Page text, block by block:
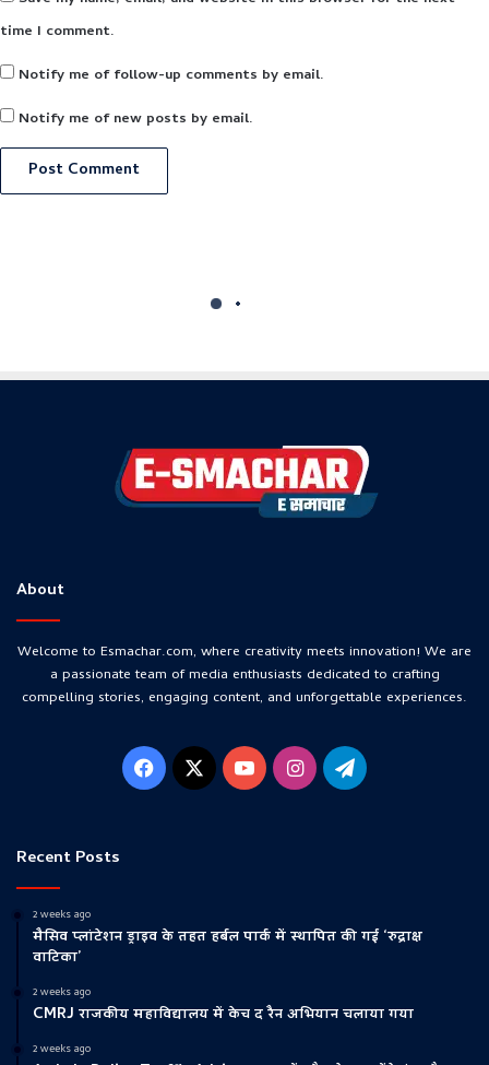
time I comment.
Notify me of follow-up comments by email.
Notify me of new posts by email.
About
Welcome to Esmachar.com, where creativity meets innovation! We are
a passionate team of media enthusiasts dedicated to crafting
compelling stories, engaging content, and unforgettable experiences.
Facebook
X YouTubeInstagramTelegram
Recent Posts
2 weeks ago
मैसिव प्लांटेशन ड्राइव के तहत हर्बल पार्क में स्थापित की गई ‘रुद्राक्ष
वाटिका’
2 weeks ago
CMRJ राजकीय महाविद्यालय में केच द रैन अभियान चलाया गया
2 weeks ago